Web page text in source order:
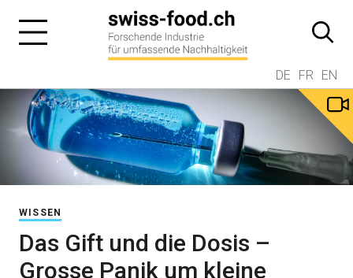
DE FR EN
WISSEN
Das Gift und die Dosis –
Grosse Panik um kleine